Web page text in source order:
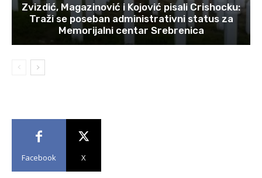
Zvizdić, Magazinović i Kojović pisali Crishocku:
Traži se poseban administrativni status za
Memorijalni centar Srebrenica
Facebook X